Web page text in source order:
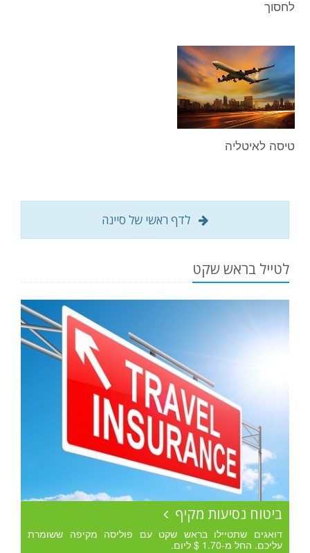
לחסוך
טיסה לאיטליה
לדף ראשי של סיינה
לטייל בראש שקט
ביטוח נסיעות מקיף
דואגים שתטיילו בראש שקט עם פוליסה מקיפה ששומרת
עליכם. החל מ-1.70 $ ליום.